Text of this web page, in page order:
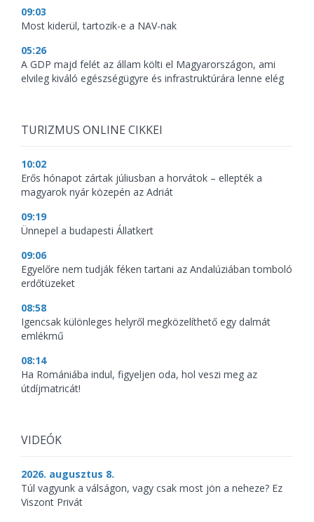
09:03
Most kiderül, tartozik-e a NAV-nak
05:26
A GDP majd felét az állam költi el Magyarországon, ami
elvileg kiváló egészségügyre és infrastruktúrára lenne elég
TURIZMUS ONLINE CIKKEI
10:02
Erős hónapot zártak júliusban a horvátok – ellepték a
magyarok nyár közepén az Adriát
09:19
Ünnepel a budapesti Állatkert
09:06
Egyelőre nem tudják féken tartani az Andalúziában tomboló
erdőtüzeket
08:58
Igencsak különleges helyről megközelíthető egy dalmát
emlékmű
08:14
Ha Romániába indul, figyeljen oda, hol veszi meg az
útdíjmatricát!
VIDEÓK
2026. augusztus 8.
Túl vagyunk a válságon, vagy csak most jön a neheze? Ez
Viszont Privát